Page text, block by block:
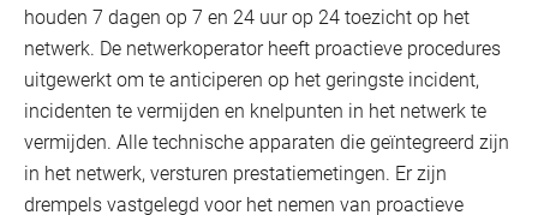
houden 7 dagen op 7 en 24 uur op 24 toezicht op het
netwerk. De netwerkoperator heeft proactieve procedures
uitgewerkt om te anticiperen op het geringste incident,
incidenten te vermijden en knelpunten in het netwerk te
vermijden. Alle technische apparaten die geïntegreerd zijn
in het netwerk, versturen prestatiemetingen. Er zijn
drempels vastgelegd voor het nemen van proactieve